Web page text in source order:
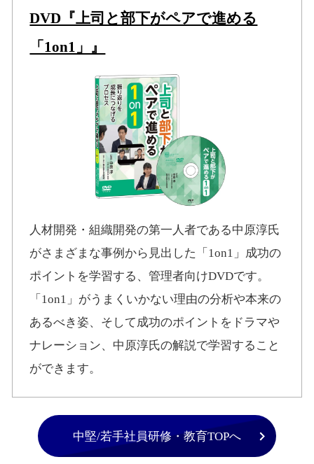
DVD『上司と部下がペアで進める
「1on1」』
人材開発・組織開発の第一人者である中原淳氏
がさまざまな事例から見出した「1on1」成功の
ポイントを学習する、管理者向けDVDです。
「1on1」がうまくいかない理由の分析や本来の
あるべき姿、そして成功のポイントをドラマや
ナレーション、中原淳氏の解説で学習すること
ができます。
中堅/若手社員研修・教育TOPへ